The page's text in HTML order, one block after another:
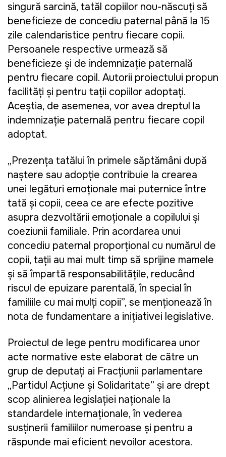
singură sarcină, tatăl copiilor nou-născuți să
beneficieze de concediu paternal până la 15
zile calendaristice pentru fiecare copii.
Persoanele respective urmează să
beneficieze și de indemnizație paternală
pentru fiecare copil. Autorii proiectului propun
facilități și pentru tații copiilor adoptați.
Aceștia, de asemenea, vor avea dreptul la
indemnizație paternală pentru fiecare copil
adoptat.
„Prezența tatălui în primele săptămâni după
naștere sau adopție contribuie la crearea
unei legături emoționale mai puternice între
tată și copii, ceea ce are efecte pozitive
asupra dezvoltării emoționale a copilului și
coeziunii familiale. Prin acordarea unui
concediu paternal proporțional cu numărul de
copii, tații au mai mult timp să sprijine mamele
și să împartă responsabilitățile, reducând
riscul de epuizare parentală, în special în
familiile cu mai mulți copii”, se menționează în
nota de fundamentare a inițiativei legislative.
Proiectul de lege pentru modificarea unor
acte normative este elaborat de către un
grup de deputați ai Fracțiunii parlamentare
„Partidul Acțiune și Solidaritate” și are drept
scop alinierea legislației naționale la
standardele internaționale, în vederea
susținerii familiilor numeroase și pentru a
răspunde mai eficient nevoilor acestora.